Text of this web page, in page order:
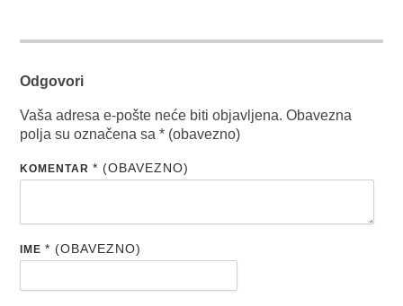
Odgovori
Vaša adresa e-pošte neće biti objavljena. Obavezna
polja su označena sa* (obavezno)
KOMENTAR* (OBAVEZNO)
IME* (OBAVEZNO)